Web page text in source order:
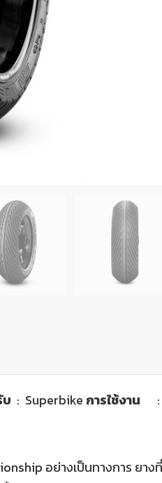
บ : Superbike การใช้งาน :
อย่างเป็นทางการ ยา